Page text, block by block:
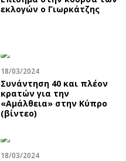
εκλογών ο Γιωρκάτζης
18/03/2024
Συνάντηση 40 και πλέον
κρατών για την
«Αμάλθεια» στην Κύπρο
(βίντεο)
18/03/2024